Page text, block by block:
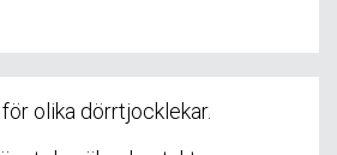
olika dörrtjocklekar.